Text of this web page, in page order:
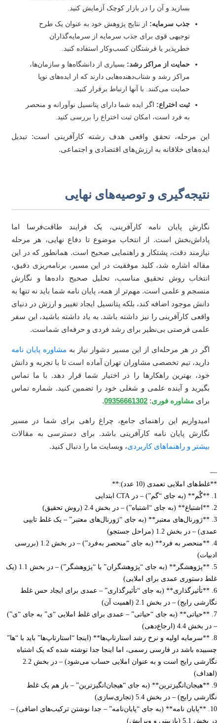
بسازید و آن را در بازار کوچک آزمایش کنید.
جذب سرمایه: از نتایج پژوهش خود به عنوان یک طرح
توجیهی قوی برای جذب سرمایه از سرمایه‌گذاران
خطرپذیر یا فرشتگان کسب‌وکار استفاده کنید.
حمایت از مراکز رشد: بسیاری از دانشگاه‌ها و سازمان‌ها،
مراکز رشد و شتاب‌دهنده‌هایی دارند که از ایده‌های نوپا
حمایت می‌کنند. با آنها ارتباط برقرار کنید.
ثبت اختراع:اگر ایده شما دارای پتانسیل نوآورانه و منحصر
به فرد است، امکان ثبت اختراع را بررسی کنید.
مرحله، تحقق واقعی هدف رشته کارآفرینی است: تبدیل
خلاقانه به ارزش‌های اقتصادی و اجتماعی.
و توصیه‌های نهایی
پایان نامه کارآفرینی، یک فرایند طاقت‌فرسا اما
است. از انتخاب موضوع تا دفاع نهایی، هر مرحله
دقت، پشتکار و راهنمایی صحیح است. همانطور که در این
اشاره شد، کلید موفقیت در این مسیر، برنامه‌ریزی دقیق،
روش تحقیق مناسب، تحلیل صحیح داده‌ها و نگارش
و علمی است. مهم‌تر از همه، پایان نامه شما باید نه تنها به
موجود اضافه کند، بلکه پتانسیل ایجاد تغییر و ارزش در دنیای
کارآفرینی را نیز داشته باشد. به یاد داشته باشید، این سفر
فرصتی بی‌نظیر برای رشد فردی و حرفه‌ای شماست.
در هر مرحله‌ای از این مسیر دشوار نیاز بهمشاوره پایان نامه
تیم تخصصی مشاوران تهران آماده است تا با تجربه و دانش
بهترین راهکارها را در اختیار شما قرار دهد. با ما تماس
و آینده علمی و شغلی خود را تضمین کنید. شماره تماس
مشاوره فوری:
09356661302
.
این راهنمای جامع، چراغ راهی برای شما در مسیر
پایان نامه کارآفرینی باشد. برای دسترسی به مقالات
و راهنماهای کاربردی ، وبسایت ما را دنبال کنید.
املایی تعمدی (10 عدد):**
معتبر** (به جای “ژورنال‌های معتبر” – یک غلط تایپی
بخش 1.2 (مراحل جستجو)
4. **منحصر به فرد** (به جای “منحصر به‌فرد”) – در بخش 1.2 (بررسی
5. **پژوهشگر** (به جای “پژوهشگران” یا “پژوهشگر”) – در بخش 1.1 (یک
عمدی برای املایی)
(به جای “تأثیرگذاری” – عمدی برای ایجاد حس غلط
رایج) – در بخش 2.1 (اهمیت آن)
(به جای “حیاتی” – عمدی برای غلط املایی “ی” به جای “ی”)
(ارجاع‌دهی)
اولیه و نرخ رشد استارتاپ‌ها** (اینجا “استارتاپ‌ها” باید با “ها”
باشد در فارسی رسمی، اما اینجا جدا نوشته شده که یک اشتباه
نگارشی رایج است و به عنوان املایی حساب می‌شود) – در بخش 2.2
(به جای “هیجان‌انگیزترین” – باز هم یک غلط
رایج) – در بخش 5.4 (تجاری‌سازی)
**پایان نامه** (به جای “پایان‌نامه” – جدا نوشتن ترکیب‌های اضافی) –
و ویرایش)